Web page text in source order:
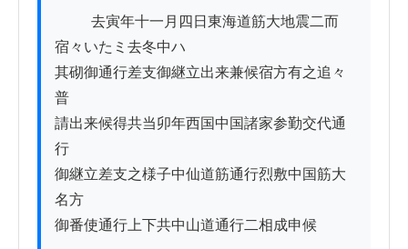
宿々いたミ去冬中ハ
其砌御通行差支御継立出来兼候宿方有之追々
普
請出来候得共当卯年西国中国諸家参勤交代通
行
御継立差支之様子中仙道筋通行烈敷中国筋大
名方
御番使通行上下共中山道通行二相成申候